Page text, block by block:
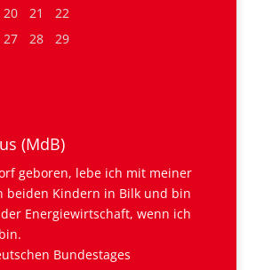
20 21
22
27 28
29
(MdB)
geboren, lebe ich mit meiner
beiden Kindern in Bilk und bin
Energiewirtschaft, wenn ich
Bundestages